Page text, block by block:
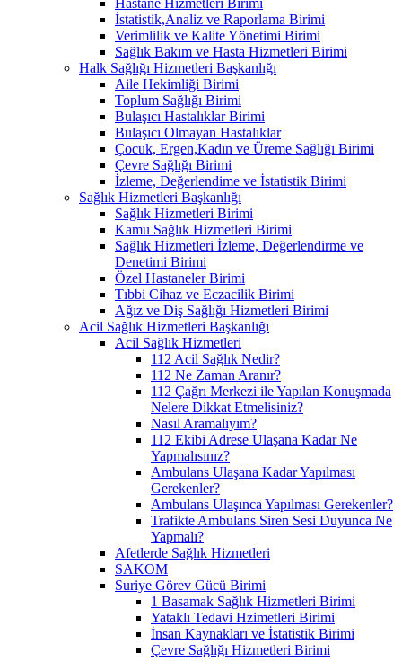
İstatistik,Analiz ve Raporlama Birimi
Verimlilik ve Kalite Yönetimi Birimi
Sağlık Bakım ve Hasta Hizmetleri Birimi
Halk Sağlığı Hizmetleri Başkanlığı
Aile Hekimliği Birimi
Toplum Sağlığı Birimi
Bulaşıcı Hastalıklar Birimi
Bulaşıcı Olmayan Hastalıklar
Çocuk, Ergen,Kadın ve Üreme Sağlığı Birimi
Çevre Sağlığı Birimi
İzleme, Değerlendime ve İstatistik Birimi
Sağlık Hizmetleri Başkanlığı
Sağlık Hizmetleri Birimi
Kamu Sağlık Hizmetleri Birimi
Sağlık Hizmetleri İzleme, Değerlendirme ve
Denetimi Birimi
Özel Hastaneler Birimi
Tıbbi Cihaz ve Eczacilik Birimi
Ağız ve Diş Sağlığı Hizmetleri Birimi
Acil Sağlık Hizmetleri Başkanlığı
Acil Sağlık Hizmetleri
112 Acil Sağlık Nedir?
112 Ne Zaman Aranır?
112 Çağrı Merkezi ile Yapılan Konuşmada
Nelere Dikkat Etmelisiniz?
Nasıl Aramalıyım?
112 Ekibi Adrese Ulaşana Kadar Ne
Yapmalısınız?
Ambulans Ulaşana Kadar Yapılması
Gerekenler?
Ambulans Ulaşınca Yapılması Gerekenler?
Trafikte Ambulans Siren Sesi Duyunca Ne
Yapmalı?
Afetlerde Sağlık Hizmetleri
SAKOM
Suriye Görev Gücü Birimi
1 Basamak Sağlık Hizmetleri Birimi
Yataklı Tedavi Hzimetleri Birimi
İnsan Kaynakları ve İstatistik Birimi
Çevre Sağlığı Hizmetleri Birimi